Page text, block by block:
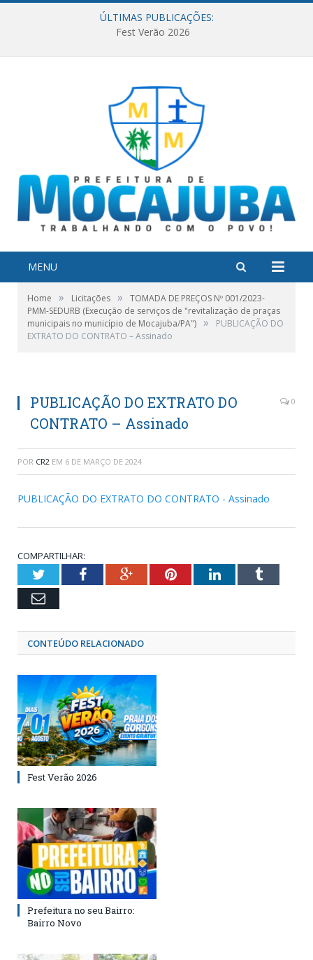
ÚLTIMAS PUBLICAÇÕES:
Fest Verão 2026
MENU
Home » Licitações »
TOMADA DE PREÇOS Nº 001/2023-
PMM-SEDURB (Execução de serviços de "revitalização de praças
municipais no município de Mocajuba/PA") »
PUBLICAÇÃO DO
EXTRATO DO CONTRATO – Assinado
PUBLICAÇÃO DO EXTRATO DO
CONTRATO – Assinado
0
POR CR2 EM 6 DE MARÇO DE 2024
PUBLICAÇÃO DO EXTRATO DO CONTRATO - Assinado
COMPARTILHAR:
TwitterFacebookGoogle+PinterestLinkedInTumblr
Email
CONTEÚDO RELACIONADO
Fest Verão 2026
Prefeitura no seu Bairro:
Bairro Novo